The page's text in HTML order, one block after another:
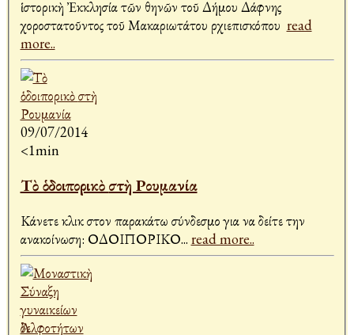
ἱστορικὴ Ἐκκλησία τῶν Ἀθηνῶν τοῦ Δήμου Δάφνης
χοροστατοῦντος τοῦ Μακαριωτάτου Ἀρχιεπισκόπου Ἀ read
more..
09/07/2014
<1min
Τὸ ὁδοιπορικὸ στὴ Ρουμανία
Κάνετε κλικ στον παρακάτω σύνδεσμο για να δείτε την
ανακοίνωση: ΟΔΟΙΠΟΡΙΚΟ... read more..